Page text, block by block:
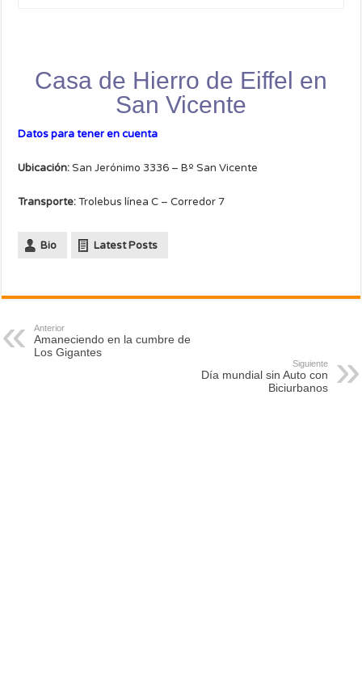
Casa de Hierro de Eiffel en
San Vicente
Datos para tener en cuenta
Ubicación:San Jerónimo 3336 – Bº San Vicente
Transporte:Trolebus línea C – Corredor 7
Bio Latest Posts
Anterior
Amaneciendo en la cumbre de
Los Gigantes
Siguiente
Día mundial sin Auto con
Biciurbanos